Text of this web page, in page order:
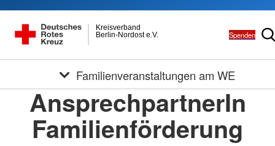
Berlin-Nordost e.V.
Kreisverband
Spenden
Familienveranstaltungen am WE
AnsprechpartnerIn
Familienförderung